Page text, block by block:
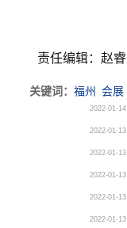
责任编辑：赵睿
关键词： 福州
会展
2022-01-14
2022-01-13
2022-01-13
2022-01-13
2022-01-13
2022-01-13